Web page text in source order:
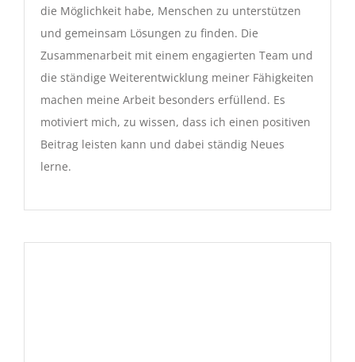
die Möglichkeit habe, Menschen zu unterstützen
und gemeinsam Lösungen zu finden. Die
Zusammenarbeit mit einem engagierten Team und
die ständige Weiterentwicklung meiner Fähigkeiten
machen meine Arbeit besonders erfüllend. Es
motiviert mich, zu wissen, dass ich einen positiven
Beitrag leisten kann und dabei ständig Neues
lerne.